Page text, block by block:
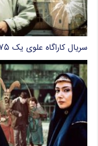
سریال کاراگاه علوی یک ۱۳۷۵